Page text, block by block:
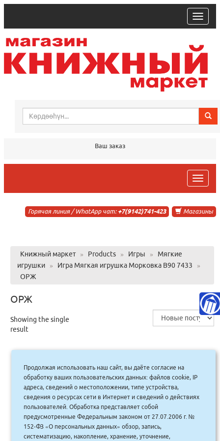
trk
Ваш заказ
trk
Магазины
Горячая линия / WhatApp чат: +7(9142)741-423
Книжный маркет » Products » Игры »
Мягкие
игрушки
» Игра Мягкая игрушка Морковка В90 7433
»
ОРЖ
ОРЖ
Showing the single
result
Игра Мягкая игрушка Морковка В90
7433/ОРЖ/90
2,500.00 руб.
2250 руб.
Купить
Продолжая использовать наш сайт, вы даёте согласие на
обработку ваших пользовательских данных: файлов cookie, IP
адреса, сведений о местоположении, типе устройства,
сведения о ресурсах сети в Интернет и сведений о действиях
пользователей. Обработка представляет собой
предусмотренные Федеральным законом от 27.07.2006 г. №
152-ФЗ «О персональных данных» обзор, запись,
систематизацию, накопление, хранение, уточнение,